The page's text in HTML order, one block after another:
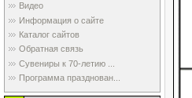
Видео
Информация о сайте
Каталог сайтов
Обратная связь
Сувениры к 70-летию ...
Программа празднован...